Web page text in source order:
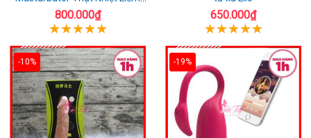
Rung
800.000₫ 650.000₫
-10% -19%